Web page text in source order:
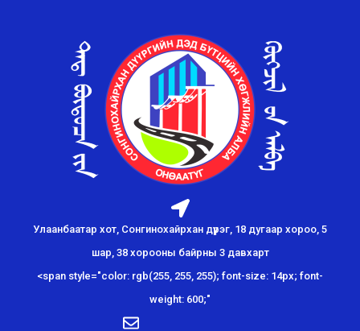
Улаанбаатар хот, Сонгинохайрхан дүүрэг, 18 дугаар хороо, 5
шар, 38 хорооны байрны 3 давхарт
<span style="color: rgb(255, 255, 255); font-size: 14px; font-
weight: 600;"